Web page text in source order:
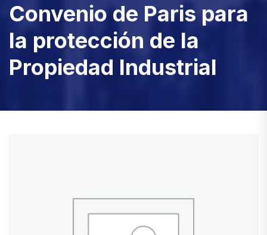
Convenio de Paris para
la protección de la
Propiedad Industrial